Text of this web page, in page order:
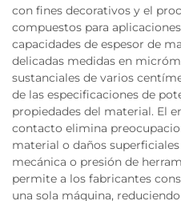
con fines decorativos y el
compuestos para
capacidades de espesor de
delicadas medidas en
sustanciales de varios
de las especificaciones de
propiedades del material. El
contacto elimina
material o daños
mecánica o presión de
permite a los fabricantes
una sola máquina,